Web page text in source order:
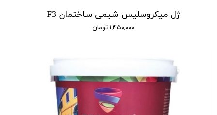
ژل میکروسلیس شیمی ساختمان F3
۱,۴۵۰,۰۰۰ تومان